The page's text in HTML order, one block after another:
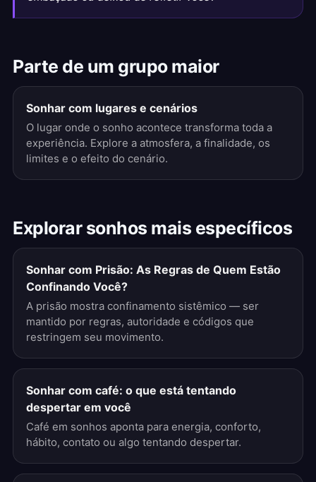
Parte de um grupo maior
Sonhar com lugares e cenários
O lugar onde o sonho acontece transforma toda a
experiência. Explore a atmosfera, a finalidade, os
limites e o efeito do cenário.
Explorar sonhos mais específicos
Sonhar com Prisão: As Regras de Quem Estão
Confinando Você?
A prisão mostra confinamento sistêmico — ser
mantido por regras, autoridade e códigos que
restringem seu movimento.
Sonhar com café: o que está tentando
despertar em você
Café em sonhos aponta para energia, conforto,
hábito, contato ou algo tentando despertar.